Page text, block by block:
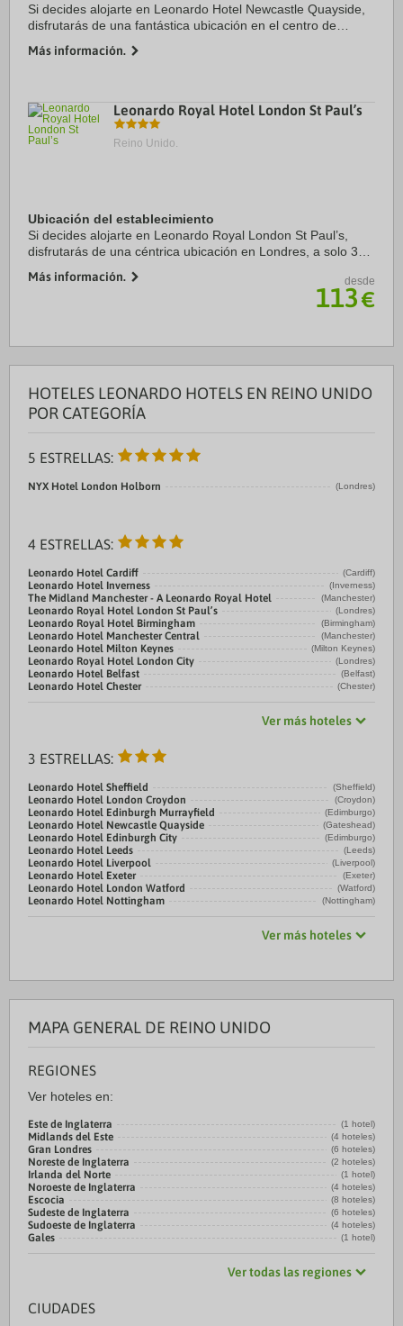
Si decides alojarte en Leonardo Hotel Newcastle Quayside,
disfrutarás de una fantástica ubicación en el centro de
Sports Direct Arena. Además, este ...
Más información.
Leonardo Royal Hotel London St Paul’s
Reino Unido.
Ubicación del establecimiento
Si decides alojarte en Leonardo Royal London St Paul’s,
disfrutarás de una céntrica ubicación en Londres, a solo 3
coche de Torre de Londres. Además, ...
Más información. desde
113€
HOTELES LEONARDO HOTELS EN REINO UNIDO
POR CATEGORÍA
5 ESTRELLAS:
NYX Hotel London Holborn (Londres)
4 ESTRELLAS:
Leonardo Hotel Cardiff (Cardiff)
Leonardo Hotel Inverness (Inverness)
The Midland Manchester - A Leonardo Royal Hotel (Manchester)
Leonardo Royal Hotel London St Paul’s (Londres)
Leonardo Royal Hotel Birmingham (Birmingham)
Leonardo Hotel Manchester Central (Manchester)
Leonardo Hotel Milton Keynes (Milton Keynes)
Leonardo Royal Hotel London City (Londres)
Leonardo Hotel Belfast (Belfast)
Leonardo Hotel Chester (Chester)
Ver más hoteles
3 ESTRELLAS:
Leonardo Hotel Sheffield (Sheffield)
Leonardo Hotel London Croydon (Croydon)
Leonardo Hotel Edinburgh Murrayfield (Edimburgo)
Leonardo Hotel Newcastle Quayside (Gateshead)
Leonardo Hotel Edinburgh City (Edimburgo)
Leonardo Hotel Leeds (Leeds)
Leonardo Hotel Liverpool (Liverpool)
Leonardo Hotel Exeter (Exeter)
Leonardo Hotel London Watford (Watford)
Leonardo Hotel Nottingham (Nottingham)
Ver más hoteles
MAPA GENERAL DE REINO UNIDO
REGIONES
Ver hoteles en:
Este de Inglaterra (1 hotel)
Midlands del Este (4 hoteles)
Gran Londres (6 hoteles)
Noreste de Inglaterra (2 hoteles)
Irlanda del Norte (1 hotel)
Noroeste de Inglaterra (4 hoteles)
Escocia (8 hoteles)
Sudeste de Inglaterra (6 hoteles)
Sudoeste de Inglaterra (4 hoteles)
Gales (1 hotel)
Ver todas las regiones
CIUDADES